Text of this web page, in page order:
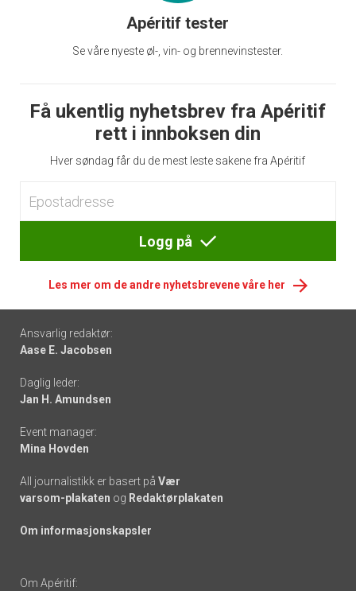
Apéritif tester
Se våre nyeste øl-, vin- og brennevinstester.
Få ukentlig nyhetsbrev fra Apéritif
rett i innboksen din
Hver søndag får du de mest leste sakene fra Apéritif
Logg på
Les mer om de andre nyhetsbrevene våre her
Footer
-
links
Ansvarlig redaktør:
Aase E. Jacobsen
Daglig leder:
Jan H. Amundsen
Event manager:
Mina Hovden
All journalistikk er basert på Vær
varsom-plakaten og Redaktørplakaten
Om informasjonskapsler
Om Apéritif: